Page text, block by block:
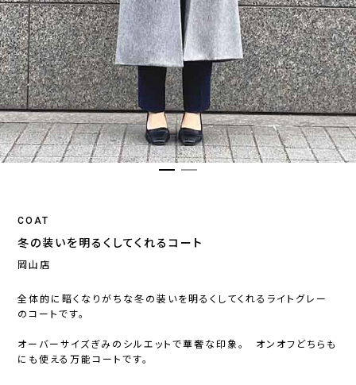
COAT
冬の装いを明るくしてくれるコート
岡山店
全体的に暗くなりがちな冬の装いを明るくしてくれるライトグレー
のコートです。
オーバーサイズぎみのシルエットで華奢な印象。 オンオフどちらも
にも使える万能コートです。